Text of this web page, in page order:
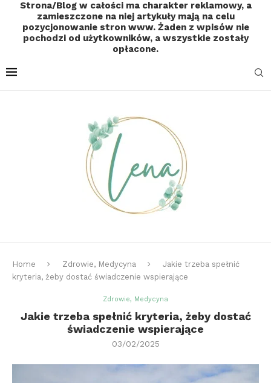
Strona/Blog w całości ma charakter reklamowy, a
zamieszczone na niej artykuły mają na celu
pozycjonowanie stron www. Żaden z wpisów nie
pochodzi od użytkowników, a wszystkie zostały
opłacone.
Home Zdrowie, Medycyna
Jakie trzeba spełnić
kryteria, żeby dostać świadczenie wspierające
Zdrowie, Medycyna
Jakie trzeba spełnić kryteria, żeby dostać
świadczenie wspierające
03/02/2025